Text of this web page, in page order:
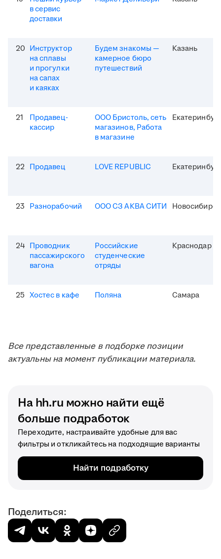
в сервис
доставки
20 Инструктор
на сплавы
и прогулки
на сапах
и каяках
Будем знакомы —
камерное бюро
путешествий
Казань
21
Продавец-
кассир
ООО Бристоль, сеть
магазинов, Работа
в магазине
22 Продавец LOVE REPUBLIC
23 Разнорабочий ООО СЗ АКВА СИТИ Новосибирск
24 Проводник
пассажирского
вагона
Российские
студенческие
отряды
Краснодар
25 Хостес в кафе Поляна Самара
Все представленные в подборке позиции
актуальны на момент публикации материала.
На hh.ru можно найти ещё
больше подработок
Переходите, настраивайте удобные для вас
фильтры и откликайтесь на подходящие варианты
Найти подработку
Поделиться: